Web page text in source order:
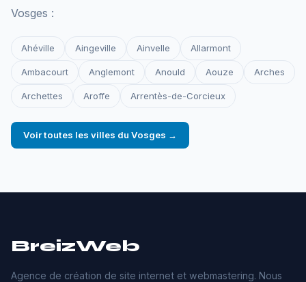
Vosges :
Ahéville Aingeville Ainvelle Allarmont
Ambacourt Anglemont Anould Aouze Arches
Archettes Aroffe Arrentès-de-Corcieux
Voir toutes les villes du Vosges →
BreizWeb
Agence de création de site internet et webmastering. Nous